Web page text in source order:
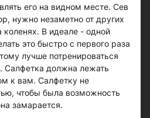
его на видном месте. Сев
нужно незаметно от других
коленях. В идеале - одной
это быстро с первого раза
лучше потренироваться
Салфетка должна лежать
к вам. Салфетку не
чтобы была возможность
замарается.